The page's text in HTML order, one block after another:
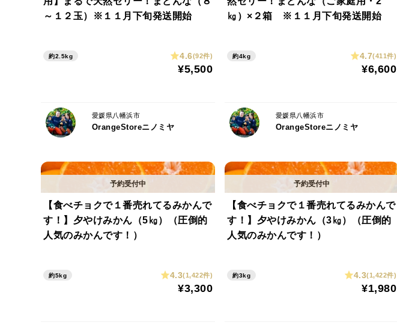
～１２玉）※１１月下旬発送開始
約2.5kg 4.6(92件)
¥5,500
愛媛県八幡浜市
OrangeStoreニノミヤ
㎏）×２箱 ※１１月下旬発送開始
約4kg 4.7(411件)
¥6,600
愛媛県八幡浜市
OrangeStoreニノミヤ
【食べチョクで１番売れてるみかんで
す！】夕やけみかん（5㎏）（圧倒的
人気のみかんです！）
約5kg 4.3(1,422件)
¥3,300
【食べチョクで１番売れてるみかんで
す！】夕やけみかん（3㎏）（圧倒的
人気のみかんです！）
約3kg 4.3(1,422件)
¥1,980